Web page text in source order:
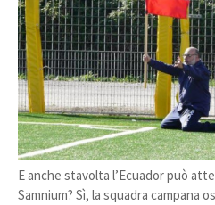
E anche stavolta l’Ecuador può
Samnium? Sì, la squadra campana